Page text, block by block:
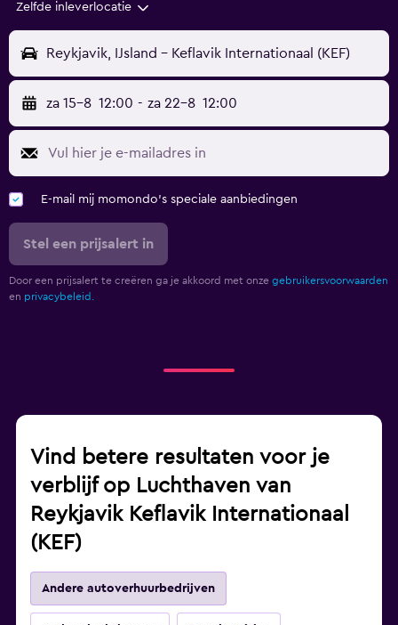
Zelfde inleverlocatie
Reykjavik, IJsland - Keflavik Internationaal (KEF)
za 15-8 12:00 - za 22-8 12:00
E-mail mij momondo's speciale aanbiedingen
Stel een prijsalert in
Door een prijsalert te creëren ga je akkoord met onze gebruikersvoorwaarden
en privacybeleid.
Vind betere resultaten voor je
verblijf op Luchthaven van
Reykjavik Keflavik Internationaal
(KEF)
Andere autoverhuurbedrijven